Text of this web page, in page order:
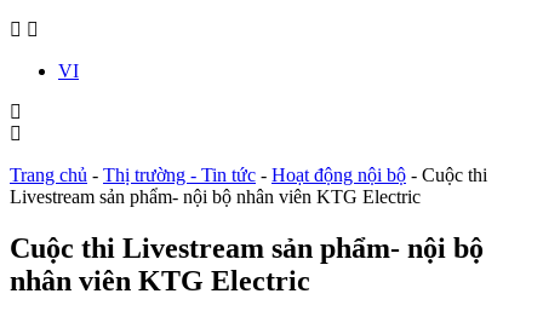
VI
Trang chủ - Thị trường - Tin tức - Hoạt động nội bộ - Cuộc thi
Livestream sản phẩm- nội bộ nhân viên KTG Electric
Cuộc thi Livestream sản phẩm- nội bộ
nhân viên KTG Electric